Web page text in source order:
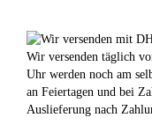
Wir versenden täglich
Uhr werden noch am
an Feiertagen und bei
Auslieferung nach